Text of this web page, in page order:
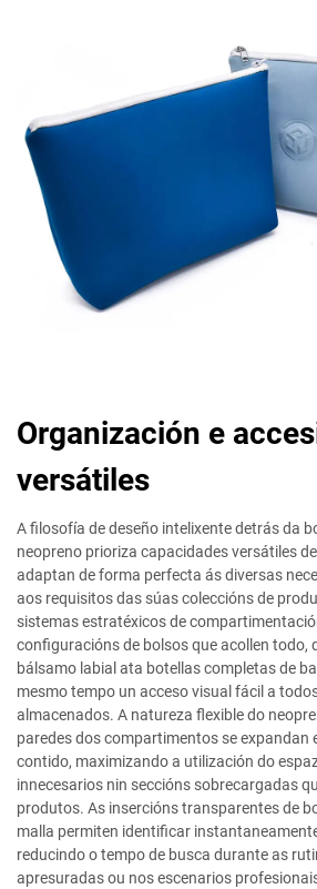
Organización e
versátiles
A filosofía de deseño intelixente detrás da
neopreno prioriza capacidades versátiles
adaptan de forma perfecta ás diversas
aos requisitos das súas coleccións de
sistemas estratéxicos de
configuracións de bolsos que acollen todo,
bálsamo labial ata botellas completas de
mesmo tempo un acceso visual fácil a
almacenados. A natureza flexible do
paredes dos compartimentos se expandan
contido, maximizando a utilización do
innecesarios nin seccións sobrecargadas
produtos. As insercións transparentes de
malla permiten identificar
reducindo o tempo de busca durante as
apresuradas ou nos escenarios